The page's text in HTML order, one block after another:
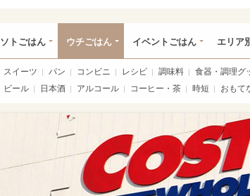
ソトごはん ウチごはん イベントごはん エリア
スイーツ パン コンビニ レシピ 調味料 食器・調理グ
ビール
日本酒 アルコール コーヒー・茶 時短 おもて